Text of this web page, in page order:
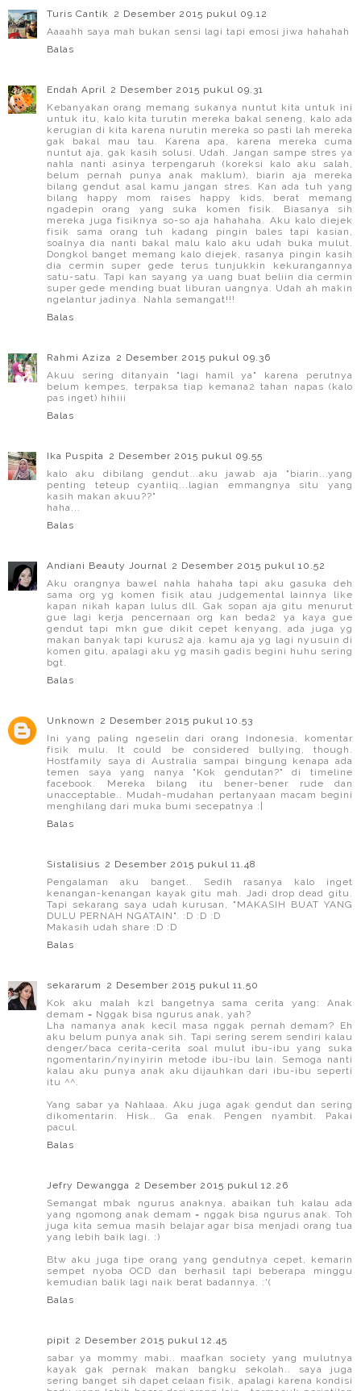
Turis Cantik 2 Desember 2015 pukul 09.12
Aaaahh saya mah bukan sensi lagi tapi emosi jiwa hahahah
Balas
Endah April 2 Desember 2015 pukul 09.31
Kebanyakan orang memang sukanya nuntut kita untuk ini
untuk itu, kalo kita turutin mereka bakal seneng, kalo ada
kerugian di kita karena nurutin mereka so pasti lah mereka
gak bakal mau tau. Karena apa, karena mereka cuma
nuntut aja, gak kasih solusi. Udah. Jangan sampe stres ya
nahla nanti asinya terpengaruh (koreksi kalo aku salah,
belum pernah punya anak maklum), biarin aja mereka
bilang gendut asal kamu jangan stres. Kan ada tuh yang
bilang happy mom raises happy kids, berat memang
ngadepin orang yang suka komen fisik. Biasanya sih
mereka juga fisiknya so-so aja hahahaha. Aku kalo diejek
fisik sama orang tuh kadang pingin bales tapi kasian,
soalnya dia nanti bakal malu kalo aku udah buka mulut.
Dongkol banget memang kalo diejek, rasanya pingin kasih
dia cermin super gede terus tunjukkin kekurangannya
satu-satu. Tapi kan sayang ya uang buat beliin dia cermin
super gede mending buat liburan uangnya. Udah ah makin
ngelantur jadinya. Nahla semangat!!!
Balas
Rahmi Aziza 2 Desember 2015 pukul 09.36
Akuu sering ditanyain "lagi hamil ya" karena perutnya
belum kempes, terpaksa tiap kemana2 tahan napas (kalo
pas inget) hihiii
Balas
Ika Puspita 2 Desember 2015 pukul 09.55
kalo aku dibilang gendut...aku jawab aja "biarin...yang
penting teteup cyantiiq...lagian emmangnya situ yang
kasih makan akuu??"
haha...
Balas
Andiani Beauty Journal 2 Desember 2015 pukul 10.52
Aku orangnya bawel nahla hahaha tapi aku gasuka deh
sama org yg komen fisik atau judgemental lainnya like
kapan nikah kapan lulus dll. Gak sopan aja gitu menurut
gue lagi kerja pencernaan org kan beda2 ya kaya gue
gendut tapi mkn gue dikit cepet kenyang, ada juga yg
makan banyak tapi kurus2 aja. kamu aja yg lagi nyusuin di
komen gitu, apalagi aku yg masih gadis begini huhu sering
bgt.
Balas
Unknown
2 Desember 2015 pukul 10.53
Ini yang paling ngeselin dari orang Indonesia, komentar
fisik mulu. It could be considered bullying, though.
Hostfamily saya di Australia sampai bingung kenapa ada
temen saya yang nanya "Kok gendutan?" di timeline
facebook. Mereka bilang itu bener-bener rude dan
unacceptable.. Mudah-mudahan pertanyaan macam begini
menghilang dari muka bumi secepatnya :|
Balas
Sistalisius 2 Desember 2015 pukul 11.48
Pengalaman aku banget.. Sedih rasanya kalo inget
kenangan-kenangan kayak gitu mah. Jadi drop dead gitu.
Tapi sekarang saya udah kurusan, "MAKASIH BUAT YANG
DULU PERNAH NGATAIN". :D :D :D
Makasih udah share :D :D
Balas
sekararum
2 Desember 2015 pukul 11.50
Kok aku malah kzl bangetnya sama cerita yang: Anak
demam = Nggak bisa ngurus anak, yah?
Lha namanya anak kecil masa nggak pernah demam? Eh
aku belum punya anak sih. Tapi sering serem sendiri kalau
denger/baca cerita-cerita soal mulut ibu-ibu yang suka
ngomentarin/nyinyirin metode ibu-ibu lain. Semoga nanti
kalau aku punya anak aku dijauhkan dari ibu-ibu seperti
itu ^^.
Yang sabar ya Nahlaaa. Aku juga agak gendut dan sering
dikomentarin. Hisk.. Ga enak. Pengen nyambit. Pakai
pacul.
Balas
Jefry Dewangga 2 Desember 2015 pukul 12.26
Semangat mbak ngurus anaknya, abaikan tuh kalau ada
yang ngomong anak demam = nggak bisa ngurus anak. Toh
juga kita semua masih belajar agar bisa menjadi orang tua
yang lebih baik lagi. :)
Btw aku juga tipe orang yang gendutnya cepet, kemarin
sempet nyoba OCD dan berhasil tapi beberapa minggu
kemudian balik lagi naik berat badannya. :'(
Balas
pipit 2 Desember 2015 pukul 12.45
sabar ya mommy mabi.. maafkan society yang mulutnya
kayak gak pernak makan bangku sekolah.. saya juga
sering banget sih dapet celaan fisik, apalagi karena kondisi